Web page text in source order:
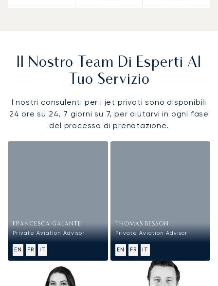
Il Nostro Team Di Esperti Al
Tuo Servizio
I nostri consulenti per i jet privati sono disponibili
24 ore su 24, 7 giorni su 7, per aiutarvi in ogni fase
del processo di prenotazione.
FRANCESCA GALANTE
Private Aviation Advisor
EN FR IT
THOMAS BESSON
Private Aviation Advisor
EN FR IT